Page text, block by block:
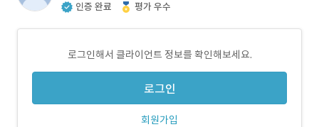
인증 완료 평가 우수
로그인해서 클라이언트 정보를 확인해보세요.
로그인
회원가입